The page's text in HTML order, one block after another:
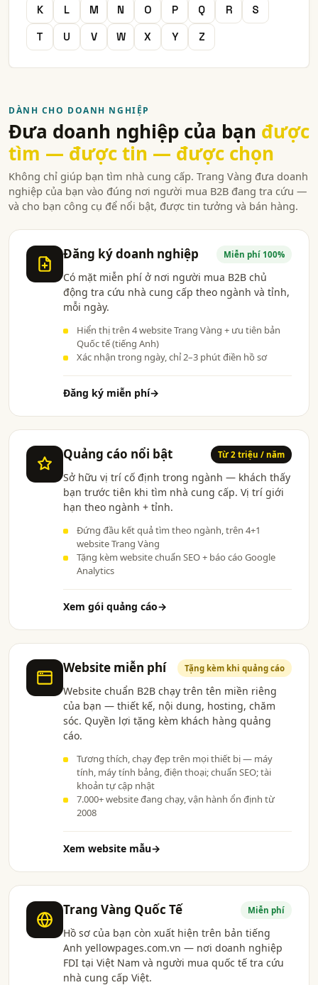
K
L M N O P Q R
S
T
U V W X Y Z
DÀNH CHO DOANH NGHIỆP
Đưa doanh nghiệp của bạn được
tìm — được tin — được chọn
Không chỉ giúp bạn tìm nhà cung cấp. Trang Vàng đưa doanh
nghiệp của bạn vào đúng nơi người mua B2B đang tra cứu —
và cho bạn công cụ để nổi bật, được tin tưởng và bán hàng.
Đăng ký doanh nghiệp Miễn phí 100%
Có mặt miễn phí ở nơi người mua B2B chủ
động tra cứu nhà cung cấp theo ngành và tỉnh,
mỗi ngày.
Hiển thị trên 4 website Trang Vàng + ưu tiên bản
Quốc tế (tiếng Anh)
Xác nhận trong ngày, chỉ 2–3 phút điền hồ sơ
Đăng ký miễn phí→
Quảng cáo nổi bật Từ 2 triệu / năm
Sở hữu vị trí cố định trong ngành — khách thấy
bạn trước tiên khi tìm nhà cung cấp. Vị trí giới
hạn theo ngành + tỉnh.
Đứng đầu kết quả tìm theo ngành, trên 4+1
website Trang Vàng
Tặng kèm website chuẩn SEO + báo cáo Google
Analytics
Xem gói quảng cáo→
Website miễn phí Tặng kèm khi quảng cáo
Website chuẩn B2B chạy trên tên miền riêng
của bạn — thiết kế, nội dung, hosting, chăm
sóc. Quyền lợi tặng kèm khách hàng quảng
cáo.
Tương thích, chạy đẹp trên mọi thiết bị — máy
tính, máy tính bảng, điện thoại; chuẩn SEO; tài
khoản tự cập nhật
7.000+ website đang chạy, vận hành ổn định từ
2008
Xem website mẫu→
Trang Vàng Quốc Tế Miễn phí
Hồ sơ của bạn còn xuất hiện trên bản tiếng
Anh yellowpages.com.vn — nơi doanh nghiệp
FDI tại Việt Nam và người mua quốc tế tra cứu
nhà cung cấp Việt.